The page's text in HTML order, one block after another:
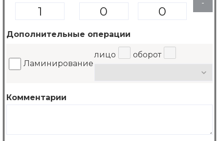
-
Дополнительные операции
Ламинирование
лицо оборот
Комментарии